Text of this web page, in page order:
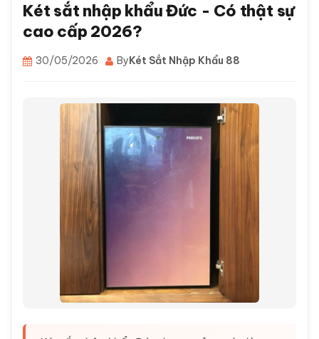
Két sắt nhập khẩu Đức - Có thật sự
cao cấp 2026?
30/05/2026 ByKét Sắt Nhập Khẩu 88